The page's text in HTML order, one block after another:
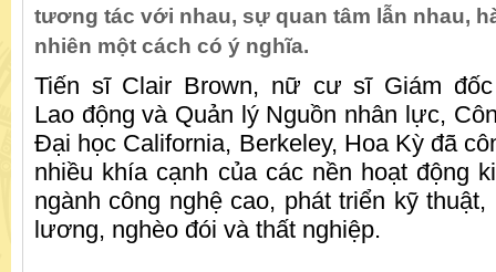
tương tác với nhau, sự quan tâm lẫn nhau,
nhiên một cách có ý nghĩa.
Tiến sĩ Clair Brown, nữ cư sĩ Giám
Lao động và Quản lý Nguồn nhân lực,
Đại học California, Berkeley, Hoa Kỳ đã
nhiều khía cạnh của các nền hoạt động
ngành công nghệ cao, phát triển kỹ
lương, nghèo đói và thất nghiệp.